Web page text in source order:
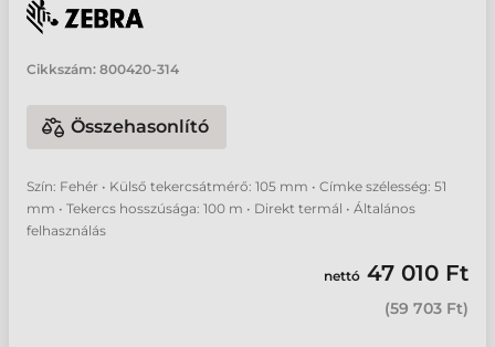
Cikkszám: 800420-314
Összehasonlító
Szín: Fehér • Külső tekercsátmérő: 105 mm • Címke szélesség: 51
mm • Tekercs hosszúsága: 100 m • Direkt termál • Általános
felhasználás
nettó 47 010 Ft
(59 703 Ft)